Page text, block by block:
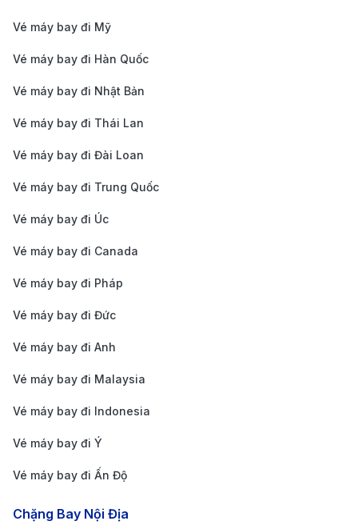
khứ hồi từ:5.500.000 - 42.000.000 VND
Bảng giá vé máy bay từ Siem Reap đi TP.
Hồ Chí Minh của hãng hàng không Vietnam
Chặng Bay
Siem Reap (SAI)
→ TP. Hồ Chí
(SGN)
Economy
→ TP. Hồ Chí
Minh
(SGN)
Siem Reap (SAI)
→ TP. Hồ Chí
(SGN)
Business
Bảng giá vé máy bay từ Siem Reap đi TP.
Vé máy bay đi Mỹ
Vé máy bay đi Hàn Quốc
Vé máy bay đi Nhật Bản
Vé máy bay đi Thái Lan
Vé máy bay đi Đài Loan
Vé máy bay đi Trung Quốc
Vé máy bay đi Úc
Vé máy bay đi Canada
Vé máy bay đi Pháp
Vé máy bay đi Đức
Vé máy bay đi Anh
Vé máy bay đi Malaysia
Vé máy bay đi Indonesia
Vé máy bay đi Ý
Vé máy bay đi Ấn Độ
Chặng Bay Nội Địa